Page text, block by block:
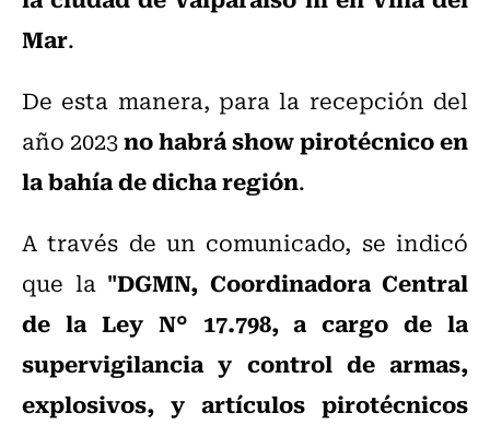
Mar.
De esta manera, para la recepción del
año 2023no habrá show pirotécnico en
la bahía de dicha región.
A través de un comunicado, se indicó
que la"DGMN, Coordinadora Central
de la Ley N° 17.798, a cargo de la
supervigilancia y control de armas,
explosivos, y artículos pirotécnicos